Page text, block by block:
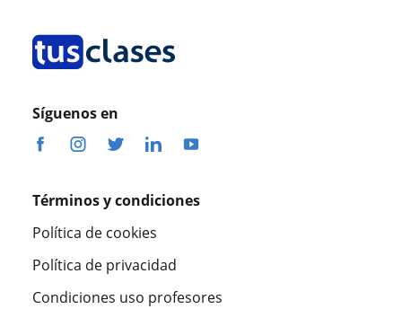
Síguenos en
Términos y condiciones
Política de cookies
Política de privacidad
Condiciones uso profesores